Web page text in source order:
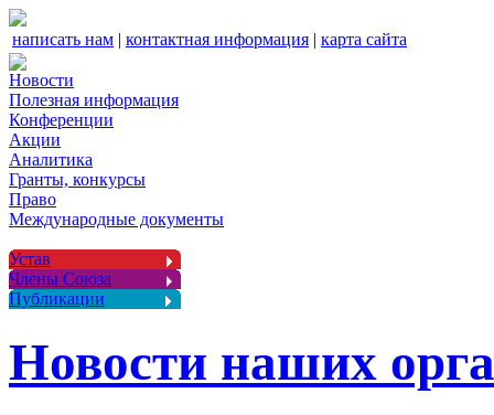
написать нам | контактная информация | карта сайта
Новости
Полезная информация
Конференции
Акции
Аналитика
Гранты, конкурсы
Право
Международные документы
Устав
Члены Союза
Публикации
Новости наших